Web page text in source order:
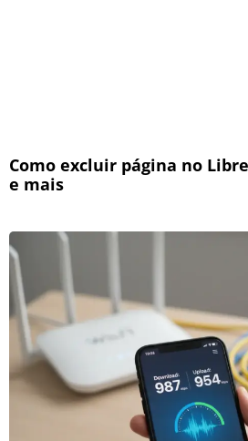
Como excluir página no
e mais